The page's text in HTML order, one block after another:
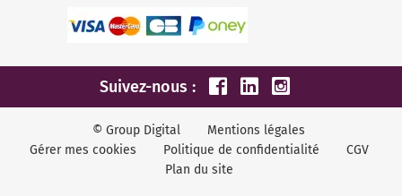
Suivez-nous :
© Group Digital
Mentions légales
Gérer mes cookies
Politique de confidentialité
CGV
Plan du site